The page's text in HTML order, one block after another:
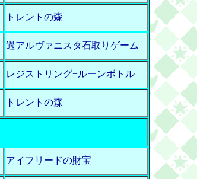
トレントの森
過アルヴァニスタ石取りゲーム
レジストリング+ルーンボトル
トレントの森
アイフリードの財宝